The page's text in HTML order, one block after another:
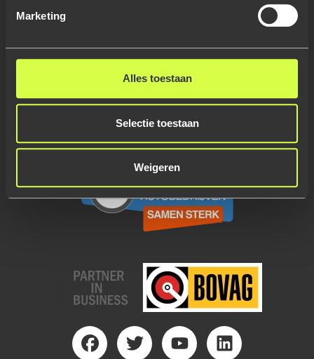
Marketing
Alles toestaan
Selectie toestaan
Weigeren
Algemene voorwaarden
Disclaimer
Meer informatie
Cookie verklaring